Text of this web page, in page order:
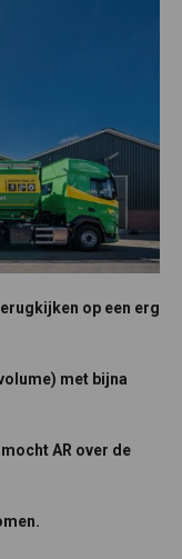
op een erg
met bijna
AR over de